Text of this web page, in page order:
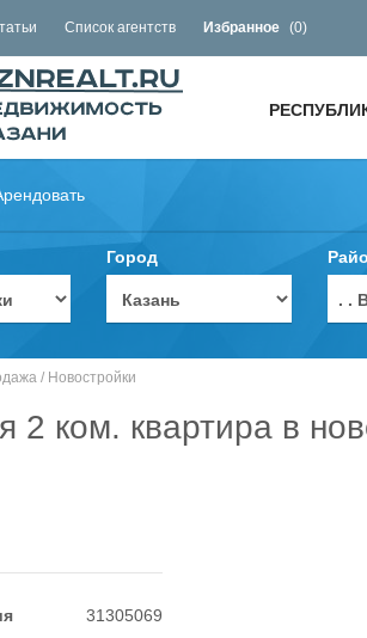
Список агентств Избранное (0)
Город
. .
/ Новостройки
2 ком. квартира в
31305069